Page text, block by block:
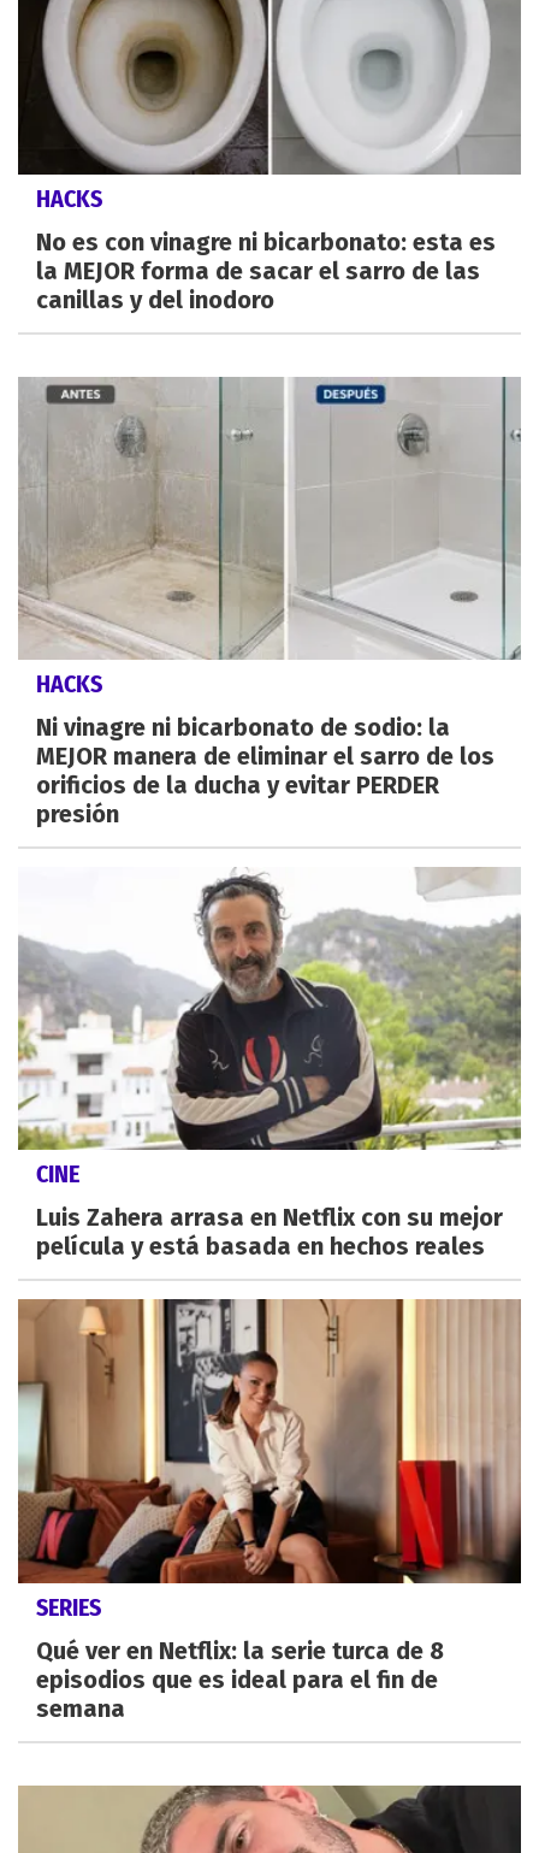
HACKS
No es con vinagre ni bicarbonato: esta es
la MEJOR forma de sacar el sarro de las
canillas y del inodoro
HACKS
Ni vinagre ni bicarbonato de sodio: la
MEJOR manera de eliminar el sarro de los
orificios de la ducha y evitar PERDER
presión
CINE
Luis Zahera arrasa en Netflix con su mejor
película y está basada en hechos reales
SERIES
Qué ver en Netflix: la serie turca de 8
episodios que es ideal para el fin de
semana